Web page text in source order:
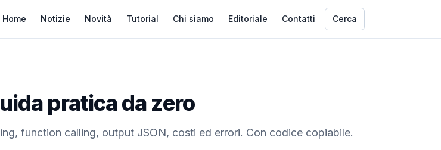
Home Notizie Novità Tutorial Chi siamo Editoriale Contatti Cerca
pratica da zero
function calling, output JSON, costi ed errori. Con codice copiabile.